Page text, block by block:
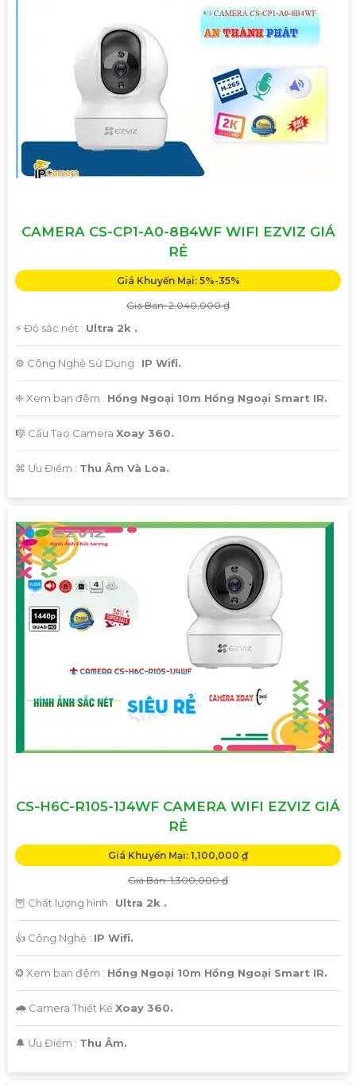
CAMERA CS-CP1-A0-8B4WF WIFI EZVIZ GIÁ
RẺ
Giá Khuyến Mại: 5%-35%
Giá Bán: 2,040,000 ₫
️⚡ Độ sắc nét : Ultra 2k .
⚙ Công Nghệ Sử Dụng : IP Wifi.
❈ Xem ban đêm : Hồng Ngoại 10m Hồng Ngoại Smart IR.
🎼️ Cấu Tạo Camera Xoay 360.
️⌘ Ưu Điểm : Thu Âm Và Loa.
CS-H6C-R105-1J4WF CAMERA WIFI EZVIZ GIÁ
RẺ
Giá Khuyến Mại: 1,100,000 ₫
Giá Bán: 1,300,000 ₫
🦉 Chất lượng hình : Ultra 2k .
👍 Công Nghệ : IP Wifi.
❂ Xem ban đêm : Hồng Ngoại 10m Hồng Ngoại Smart IR.
🌧️ Camera Thiết KếXoay 360.
️🔔 Ưu Điểm : Thu Âm.